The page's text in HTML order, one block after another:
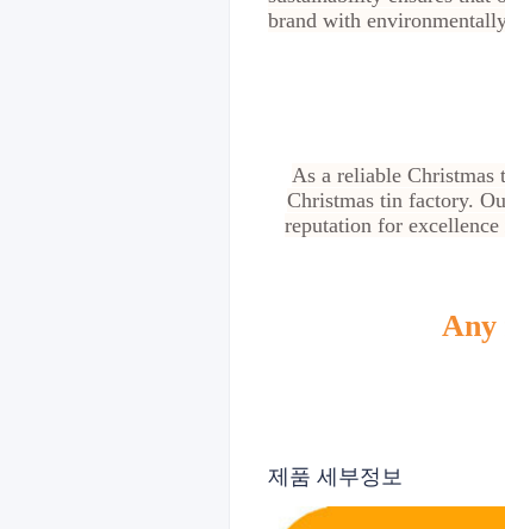
brand with
As a reliable Christmas
Christmas tin factory.
reputation for
Any
제품 세부정보